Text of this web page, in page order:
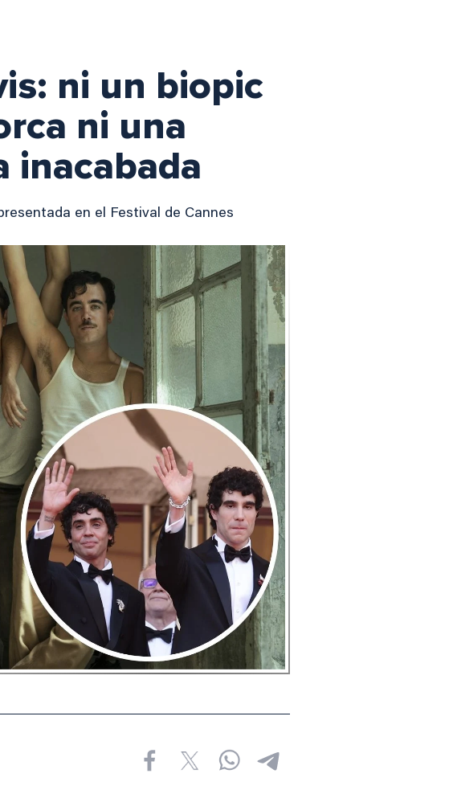
ni un biopic
ni una
inacabada
en el Festival de Cannes